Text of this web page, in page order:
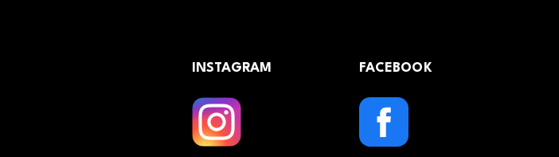
INSTAGRAM FACEBOOK